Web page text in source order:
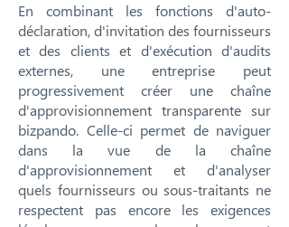
En combinant les fonctions d'auto-
déclaration, d'invitation des fournisseurs
et des clients et d'exécution d'audits
externes, une entreprise peut
progressivement créer une chaîne
d'approvisionnement transparente sur
bizpando. Celle-ci permet de naviguer
dans la vue de la chaîne
d'approvisionnement et d'analyser
quels fournisseurs ou sous-traitants ne
respectent pas encore les exigences